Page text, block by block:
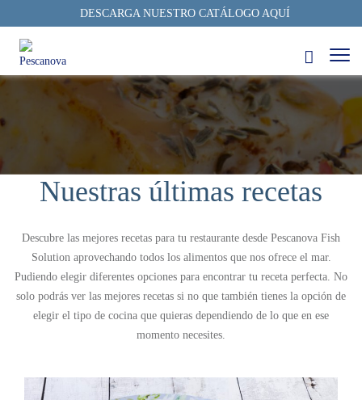
DESCARGA NUESTRO CATÁLOGO AQUÍ
Nuestras últimas recetas
Descubre las mejores recetas para tu restaurante desde Pescanova Fish
Solution aprovechando todos los alimentos que nos ofrece el mar.
Pudiendo elegir diferentes opciones para encontrar tu receta perfecta. No
solo podrás ver las mejores recetas si no que también tienes la opción de
elegir el tipo de cocina que quieras dependiendo de lo que en ese
momento necesites.